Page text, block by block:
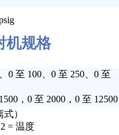
机规格
0 至 100、0 至 250、0 至
，0 至 2000，0 至 12500
）
= 温度